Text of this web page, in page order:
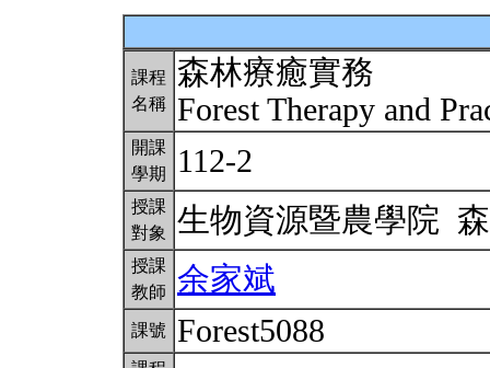
課程
名稱
森林療癒實務
Forest Therapy and
開課
學期
112-2
授課
對象
生物資源暨農學院
授課
教師
余家斌
課號 Forest5088